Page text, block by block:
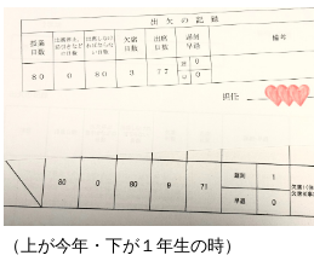
（上が今年・下が１年生の時）